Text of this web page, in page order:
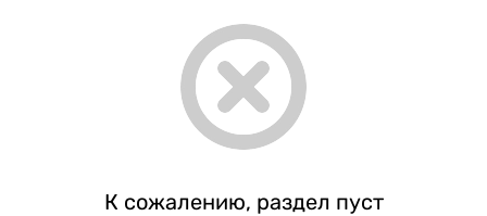
К сожалению, раздел пуст